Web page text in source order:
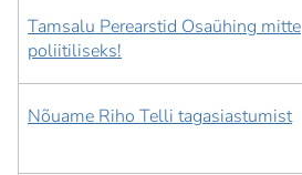
Tamsalu Perearstid Osaühing mitte
poliitiliseks!
Nõuame Riho Telli tagasiastumist